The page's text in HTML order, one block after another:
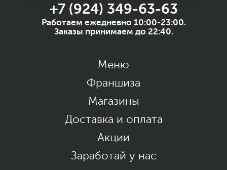
+7 (924) 349-63-63
Работаем ежедневно 10:00-23:00.
Заказы принимаем до 22:40.
Меню
Франшиза
Магазины
Доставка и оплата
Акции
Заработай у нас